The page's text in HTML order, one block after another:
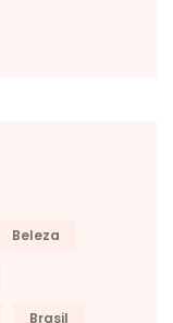
Beleza
Brasil